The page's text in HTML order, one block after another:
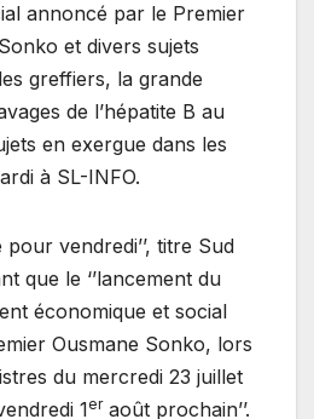
annoncé par le Premier
et divers sujets
greffiers, la grande
de l’hépatite B au
en exergue dans les
à SL-INFO.
pour vendredi’’, titre Sud
que le ‘’lancement du
économique et social
Ousmane Sonko, lors
du mercredi 23 juillet
1eraoût prochain’’.